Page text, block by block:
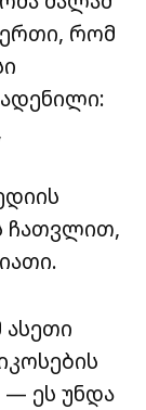
ერთი, რომ
ჩათვლით,
ასეთი
ეს უნდა